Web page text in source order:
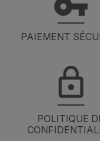
PAIEMENT
POLITIQUE